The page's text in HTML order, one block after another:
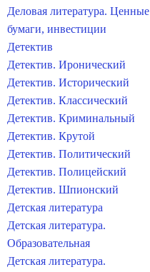
Деловая литература. Ценные
бумаги, инвестиции
Детектив
Детектив. Иронический
Детектив. Исторический
Детектив. Классический
Детектив. Криминальный
Детектив. Крутой
Детектив. Политический
Детектив. Полицейский
Детектив. Шпионский
Детская литература
Детская литература.
Образовательная
Детская литература.